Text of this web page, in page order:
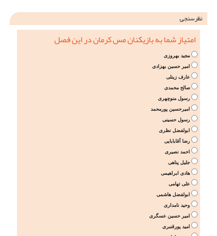
نظرسنجی
امتیاز شما به بازیکنان مس کرمان در این فصل
مجید بهروزی
امیر حسین بهزادی
عارف زینلی
صالح محمدی
رسول منوچهری
امیرحسین پورمحمد
رسول حسینی
ابولفضل نظری
رضا آقابابایی
احمد نصیری
جلیل پناهی
هادی ابراهیمی
علی تهامی
ابولفضل هاشمی
وحید نامداری
امیر حسین عسگری
امید پورقنبری